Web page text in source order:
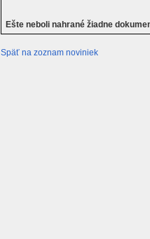
Ešte neboli nahrané žiadne
Späť na zoznam noviniek